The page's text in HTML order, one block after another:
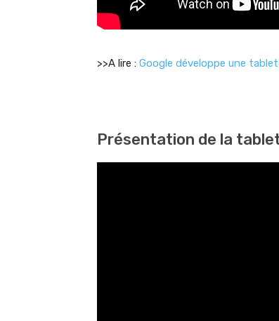
>>A lire : Google développe une
Présentation de la